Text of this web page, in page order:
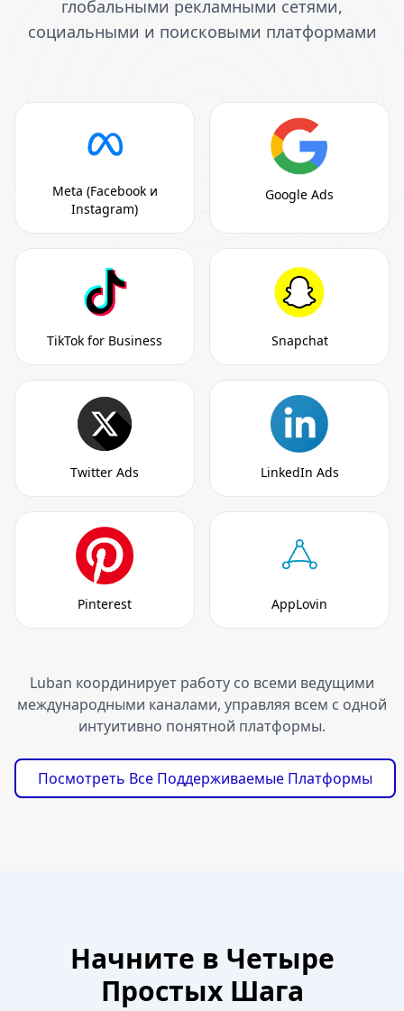
глобальными рекламными сетями,
социальными и поисковыми платформами
Meta (Facebook и
Instagram)
Google Ads
TikTok for Business Snapchat
Twitter Ads LinkedIn Ads
Pinterest AppLovin
Luban координирует работу со всеми ведущими
международными каналами, управляя всем с одной
интуитивно понятной платформы.
Посмотреть Все Поддерживаемые Платформы
Начните в Четыре
Простых Шага